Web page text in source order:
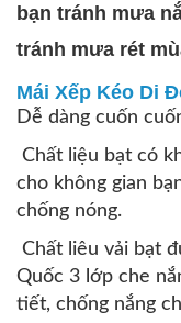
bạn tránh mưa
tránh mưa rét
Mái Xếp Kéo Di
Dễ dàng cuốn
Chất liệu bạt có
cho không gian
chống nóng.
Chất liêu vải bạt
Quốc 3 lớp che
tiết, chống nắng